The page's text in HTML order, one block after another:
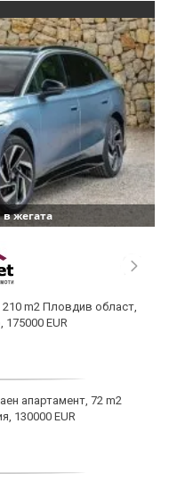
жегата
m2 Пловдив област,
EUR
апартамент, 72 m2
130000 EUR